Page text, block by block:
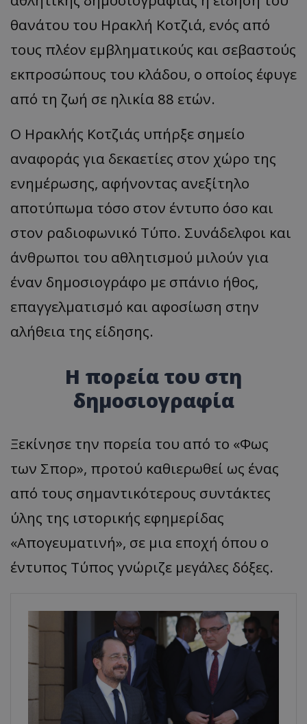
θανάτου του Ηρακλή Κοτζιά, ενός από
τους πλέον εμβληματικούς και σεβαστούς
εκπροσώπους του κλάδου, ο οποίος έφυγε
από τη ζωή σε ηλικία 88 ετών.
Ο Ηρακλής Κοτζιάς υπήρξε σημείο
αναφοράς για δεκαετίες στον χώρο της
ενημέρωσης, αφήνοντας ανεξίτηλο
αποτύπωμα τόσο στον έντυπο όσο και
στον ραδιοφωνικό Τύπο. Συνάδελφοι και
άνθρωποι του αθλητισμού μιλούν για
έναν δημοσιογράφο με σπάνιο ήθος,
επαγγελματισμό και αφοσίωση στην
αλήθεια της είδησης.
Η πορεία του στη
δημοσιογραφία
Ξεκίνησε την πορεία του από το «Φως
των Σπορ», προτού καθιερωθεί ως ένας
από τους σημαντικότερους συντάκτες
ύλης της ιστορικής εφημερίδας
«Απογευματινή», σε μια εποχή όπου ο
έντυπος Τύπος γνώριζε μεγάλες δόξες.